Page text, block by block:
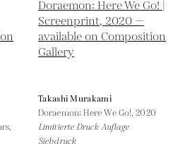
Takashi Murakami
Doraemon: Here We Go!,2020
Limitierte Druck Auflage
Siebdruck